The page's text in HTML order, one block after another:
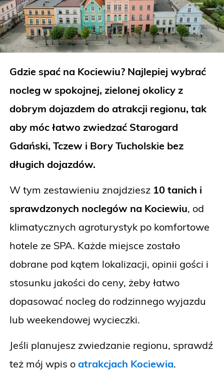
Gdzie spać na Kociewiu? Najlepiej wybrać
nocleg w spokojnej, zielonej okolicy z
dobrym dojazdem do atrakcji regionu, tak
aby móc łatwo zwiedzać Starogard
Gdański, Tczew i Bory Tucholskie bez
długich dojazdów.
W tym zestawieniu znajdziesz 10 tanich i
sprawdzonych noclegów na Kociewiu, od
klimatycznych agroturystyk po komfortowe
hotele ze SPA. Każde miejsce zostało
dobrane pod kątem lokalizacji, opinii gości i
stosunku jakości do ceny, żeby łatwo
dopasować nocleg do rodzinnego wyjazdu
lub weekendowej wycieczki.
Jeśli planujesz zwiedzanie regionu, sprawdź
też mój wpis o atrakcjach Kociewia.